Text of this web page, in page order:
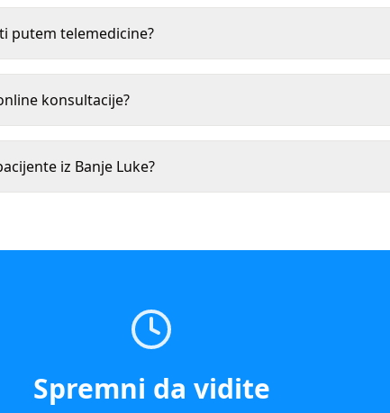
putem telemedicine?
konsultacije?
iz Banje Luke?
Spremni da vidite